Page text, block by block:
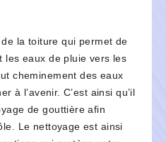
la toiture qui permet de
les eaux de pluie vers les
cheminement des eaux
à l’avenir. C’est ainsi qu’il
de gouttière afin
Le nettoyage est ainsi